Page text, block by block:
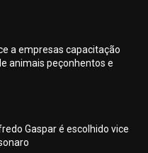
a empresas capacitação
animais peçonhentos e
Gaspar é escolhido vice